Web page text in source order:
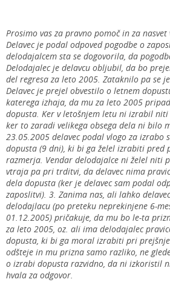
Prosimo vas za pravno pomoč in za
Delavec je podal odpoved pogodbe o
delodajalcem sta se dogovorila, da
Delodajalec je delavcu obljubil, da bo
del regresa za leto 2005. Zataknilo pa se
Delavec je prejel obvestilo o letnem
katerega izhaja, da mu za leto 2005
dopusta. Ker v letošnjem letu ni izrabil niti
ker to zaradi velikega obsega dela ni bilo
23.05.2005 delavec podal vlogo za izrabo
dopusta (9 dni), ki bi ga želel izrabiti pred
razmerja. Vendar delodajalce ni želel niti
vtraja pa pri trditvi, da delavec nima
dela dopusta (ker je delavec sam podal
zaposlitvi). 3. Zanima nas, ali lahko
delodajlacu (po preteku neprekinjene 6-
01.12.2005) pričakuje, da mu bo le-ta
za leto 2005, oz. ali ima delodajalec
dopusta, ki bi ga moral izrabiti pri
odšteje in mu prizna samo razliko, ne
o izrabi dopusta razvidno, da ni izkoristil
hvala za odgovor.